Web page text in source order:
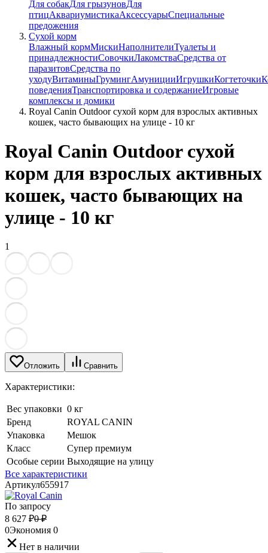
Для собакДля грызуновДля
птицАквариумистикаАксессуарыСпециальные
предожения
Сухой корм
Влажный кормМискиНаполнителиТуалеты и
принадлежностиСовочкиЛакомстваСредства от
паразитовСредства по
уходуВитаминыГрумингАмуницииИгрушкиКогтеточки
поведенияТранспортировка и содержаниеИгровые
комплексы и домики
Royal Canin Outdoor сухой корм для взрослых активных
кошек, часто бывающих на улице - 10 кг
Royal Canin Outdoor сухой
корм для взрослых активных
кошек, часто бывающих на
улице - 10 кг
1
Отложить Сравнить
Характеристики:
Вес упаковки 0 кг
Бренд
ROYAL CANIN
Упаковка
Мешок
Класс
Супер премиум
Особые серии Выходящие на улицу
Все характеристики
Артикул655917
По запросу
8 627 ₽0 ₽
0Экономия 0
Нет в наличии